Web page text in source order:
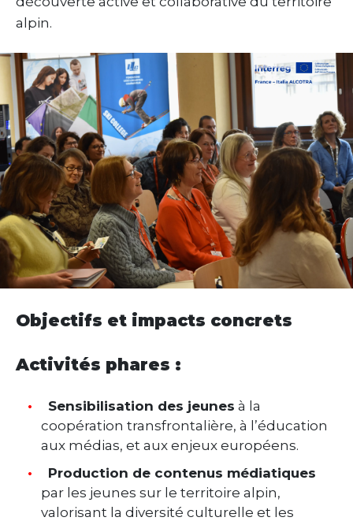
alpin.
Objectifs et impacts concrets
Activités phares :
Sensibilisation des jeunes à la
coopération transfrontalière, à l’éducation
aux médias, et aux enjeux européens.
Production de contenus médiatiques
par les jeunes sur le territoire alpin,
valorisant la diversité culturelle et les